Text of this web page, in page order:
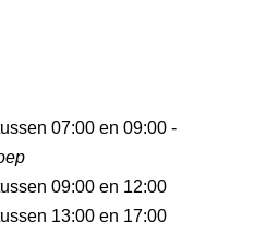
07:00 en 09:00 -
09:00 en 12:00
13:00 en 17:00